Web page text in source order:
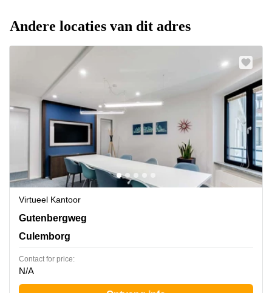
Andere locaties van dit adres
Virtueel Kantoor
Gutenbergweg 1, Culemborg
Gutenbergweg
Culemborg
Contact for price:
N/A